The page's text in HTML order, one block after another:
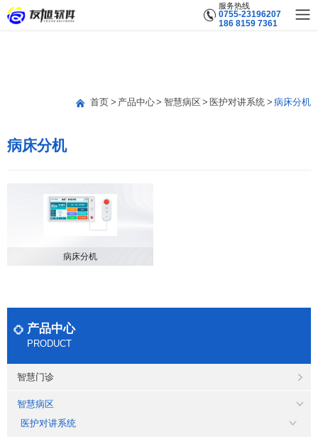
服务热线
0755-23196207
186 8159 7361
首页 产品中心 智慧病区 医护对讲系统 病床分机
病床分机
病床分机
产品中心
PRODUCT
智慧门诊
智慧病区
医护对讲系统